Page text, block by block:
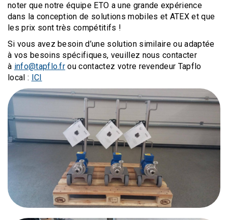
noter que notre équipe ETO a une grande expérience
dans la conception de solutions mobiles et ATEX et que
les prix sont très compétitifs !
Si vous avez besoin d’une solution similaire ou adaptée
à vos besoins spécifiques, veuillez nous contacter
à info@tapflo.fr ou contactez votre revendeur Tapflo
local : ICI